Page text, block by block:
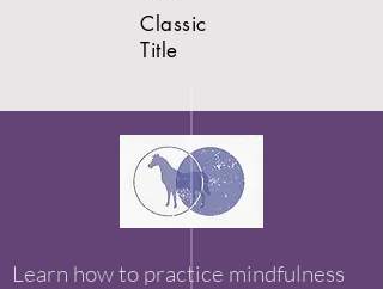
Classic
Title
Learn how to practice mindfulness